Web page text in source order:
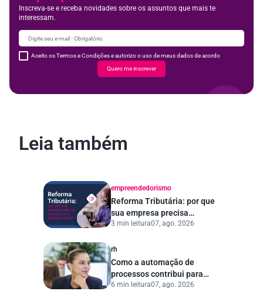
Inscreva-se e receba novidades sobre os assuntos que mais te
interessam.
Aceito os Termos e Condições e autorizo o uso de meus dados de acordo
Quero me inscrever
Leia também
empreendedorismo
Reforma Tributária: por que
sua empresa precisa
começar a se preparar
3 min leitura07, ago. 2026
rh
Como a automação de
processos contribui para
uma gestão pública mais
6 min leitura07, ago. 2026